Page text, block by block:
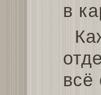
в
всё